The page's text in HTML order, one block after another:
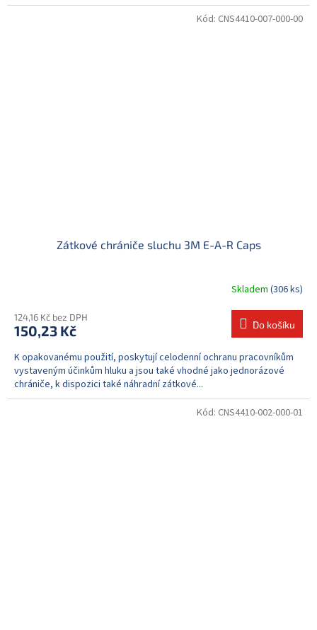
Zátkové chrániče sluchu 3M E-A-R Caps
Skladem (306 ks)
124,16 Kč bez DPH
150,23 Kč Do košíku
K opakovanému použití, poskytují celodenní ochranu pracovníkům
vystaveným účinkům hluku a jsou také vhodné jako jednorázové
chrániče, k dispozici také náhradní zátkové...
Kód: CNS4410-007-000-00
Kód: CNS4410-002-000-01